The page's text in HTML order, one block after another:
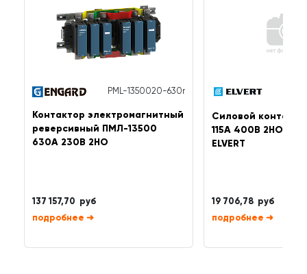
PML-1350020-630r
Контактор электромагнитный
реверсивный ПМЛ-13500
630A 230B 2НО
137 157,70 руб
➜
Силовой
115A 400B 2НО
ELVERT
19 706,78 руб
➜